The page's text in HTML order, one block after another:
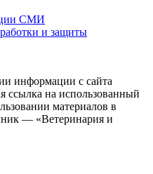
СМИ
и защиты
информации с сайта
ссылка на использованный
материалов в
— «Ветеринария и